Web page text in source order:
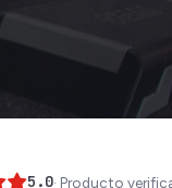
5.0· Producto